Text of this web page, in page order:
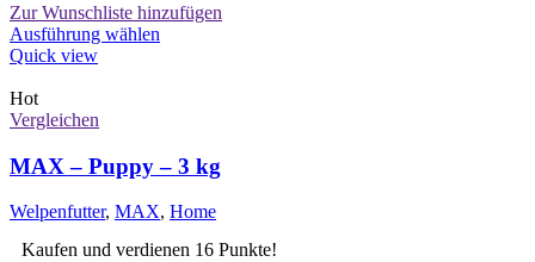
Zur Wunschliste hinzufügen
Ausführung wählen
Die
Optionen
können
auf
der
Quick view
Hot
Vergleichen
MAX – Puppy – 3 kg
Welpenfutter, MAX, Home
Kaufen und verdienen 16 Punkte!